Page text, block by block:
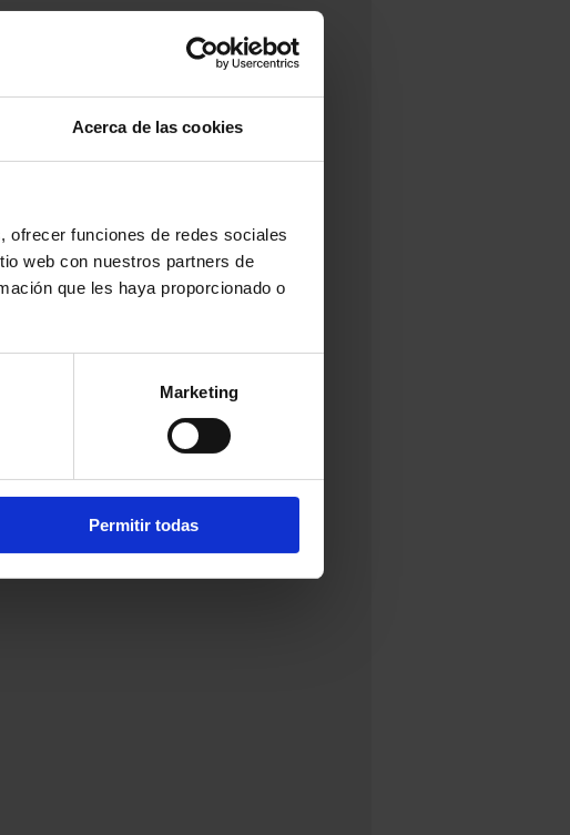
Acerca de las cookies
ofrecer funciones de redes sociales
web con nuestros partners de
que les haya proporcionado o
Marketing
Permitir todas